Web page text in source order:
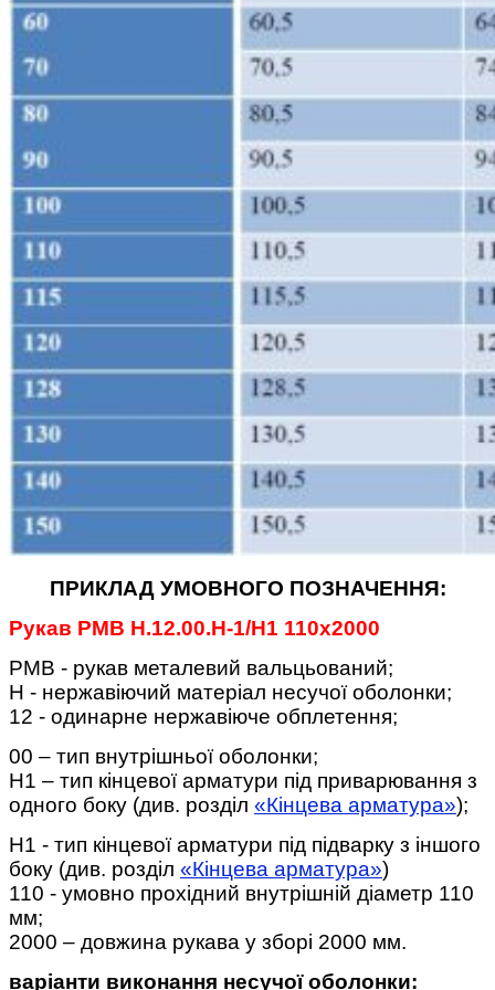
ПРИКЛАД УМОВНОГО ПОЗНАЧЕННЯ:
Рукав РМВ Н.12.00.Н-1/Н1 110х2000
РМВ - рукав металевий вальцьований;
Н - нержавіючий матеріал несучої оболонки;
12 - одинарне нержавіюче обплетення;
00 – тип внутрішньої оболонки;
Н1 – тип кінцевої арматури під приварювання з
одного боку (див. розділ «Кінцева арматура»);
Н1 - тип кінцевої арматури під підварку з іншого
боку (див. розділ «Кінцева арматура»)
110 - умовно прохідний внутрішній діаметр 110
мм;
2000 – довжина рукава у зборі 2000 мм.
варіанти виконання несучої оболонки: